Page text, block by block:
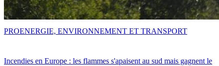
Incendies en Europe : les flammes s'apaisent au sud mais gagnent le
PROENERGIE, ENVIRONNEMENT ET TRANSPORT